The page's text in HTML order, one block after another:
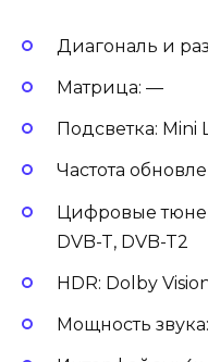
Диагональ и
Матрица: —
Подсветка: Mini
Частота
Цифровые
DVB-T, DVB-T2
HDR: Dolby
Мощность